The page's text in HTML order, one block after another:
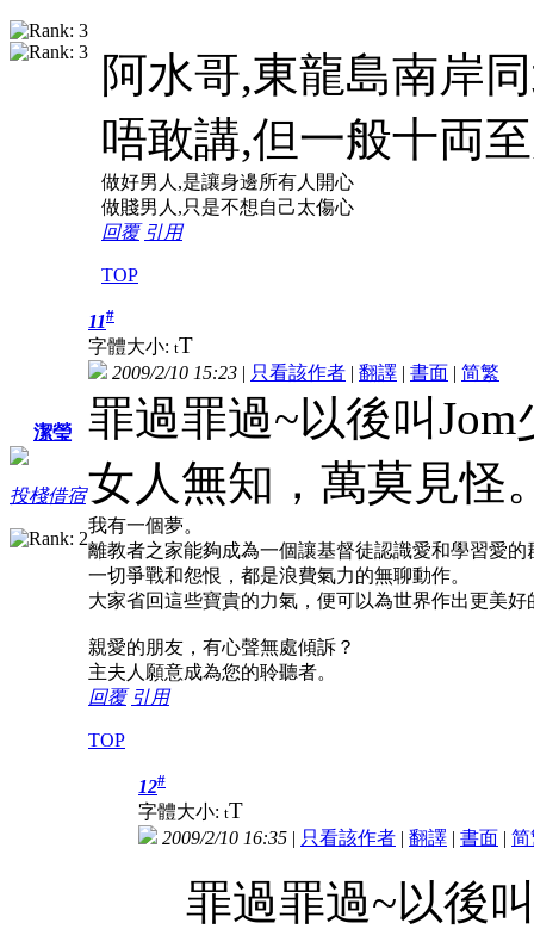
阿水哥,東龍島南岸
唔敢講,但一般十両
做好男人,是讓身邊所有人開心
做賤男人,只是不想自己太傷心
回覆 引用
TOP
潔瑩
投棧借宿
11#
字體大小: tT
2009/2/10 15:23 | 只看該作者 | 翻譯 | 書面 | 简繁
罪過罪過~以後叫Jom
女人無知，萬莫見怪
我有一個夢。
離教者之家能夠成為一個讓基督徒認識愛和學習愛
一切爭戰和怨恨，都是浪費氣力的無聊動作。
大家省回這些寶貴的力氣，便可以為世界作出更美好
親愛的朋友，有心聲無處傾訴？
主夫人願意成為您的聆聽者。
回覆 引用
TOP
12#
字體大小: tT
2009/2/10 16:35 | 只看該作者 | 翻譯 | 書面 | 简
罪過罪過~以後